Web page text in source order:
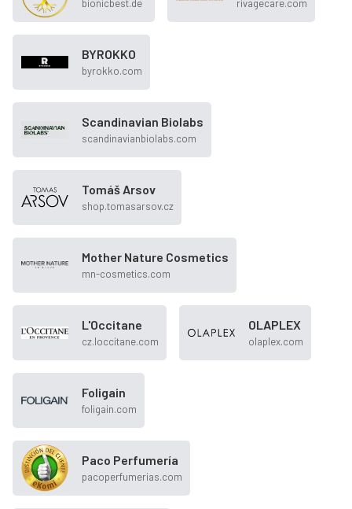
bionicbest.de rivagecare.com
BYROKKO
byrokko.com
Scandinavian Biolabs
scandinavianbiolabs.com
Tomáš Arsov
shop.tomasarsov.cz
Mother Nature Cosmetics
mn-cosmetics.com
L'Occitane
cz.loccitane.com
OLAPLEX
olaplex.com
Foligain
foligain.com
Paco Perfumería
pacoperfumerias.com